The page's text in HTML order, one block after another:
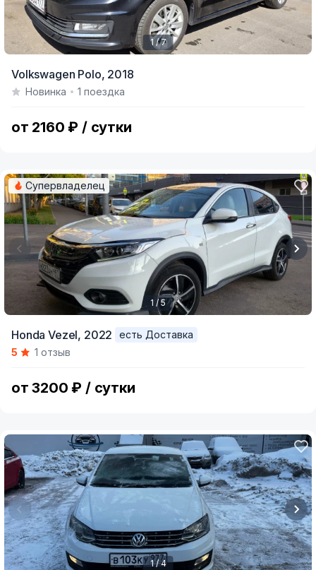
of
1 / 7
Volkswagen Polo, 2018
Новинка 1 поездка
от 2160 ₽ / сутки
of
Супервладелец
1 / 5
Honda Vezel, 2022
есть Доставка
5
1 отзыв
от 3200 ₽ / сутки
1 / 4